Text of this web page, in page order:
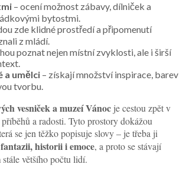
– ocení možnost zábavy, dílniček a
bytostmi.
zde klidné prostředí a připomenutí
z mládí.
poznat nejen místní zvyklosti, ale i širší
a umělci – získají množství inspirace, barev
tvorbu.
vesniček a muzeí Vánoc je cestou zpět v
a radosti. Tyto prostory dokážou
se jen těžko popisuje slovy – je třeba ji
fantazii, historii i emoce, a proto se stávají
většího počtu lidí.